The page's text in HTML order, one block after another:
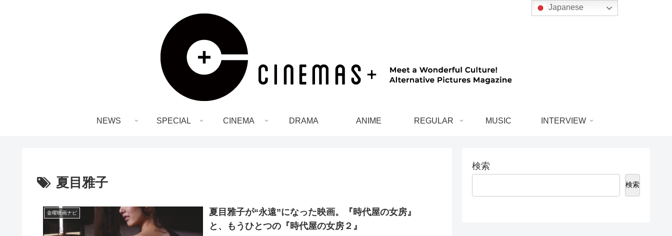
NEWS SPECIAL CINEMA DRAMA ANIME REGULAR MUSIC INTERVIEW
夏目雅子
金曜映画ナビ
夏目雅子が“永遠”になった映画。『時代屋の女房』
と、もうひとつの『時代屋の女房２』
検索
検索
Japanese